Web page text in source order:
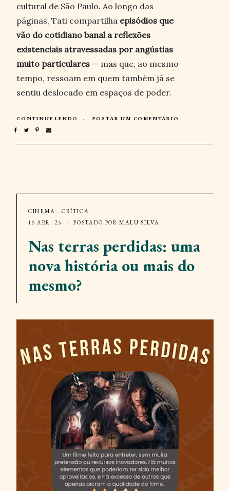
cultural de São Paulo. Ao longo das
páginas, Tati compartilha episódios que
vão do cotidiano banal a reflexões
existenciais atravessadas por angústias
muito particulares — mas que, ao mesmo
tempo, ressoam em quem também já se
sentiu deslocado em espaços de poder.
CONTINUE LENDO POSTAR UM COMENTÁRIO
CINEMA . CRÍTICA
16 ABR. 25
POSTADO PORMALU SILVA
Nas terras perdidas: uma
nova história ou mais do
mesmo?